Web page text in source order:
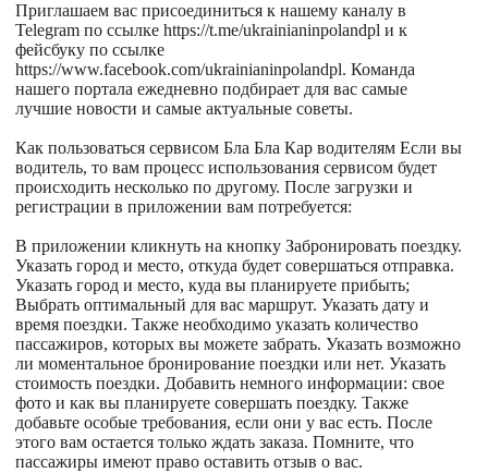
Приглашаем вас присоединиться к нашему каналу в
Telegram по ссылке https://t.me/ukrainianinpolandpl и к
фейсбуку по ссылке
https://www.facebook.com/ukrainianinpolandpl. Команда
нашего портала ежедневно подбирает для вас самые
лучшие новости и самые актуальные советы.
Как пользоваться сервисом Бла Бла Кар водителям Если вы
водитель, то вам процесс использования сервисом будет
происходить несколько по другому. После загрузки и
регистрации в приложении вам потребуется:
В приложении кликнуть на кнопку Забронировать поездку.
Указать город и место, откуда будет совершаться отправка.
Указать город и место, куда вы планируете прибыть;
Выбрать оптимальный для вас маршрут. Указать дату и
время поездки. Также необходимо указать количество
пассажиров, которых вы можете забрать. Указать возможно
ли моментальное бронирование поездки или нет. Указать
стоимость поездки. Добавить немного информации: свое
фото и как вы планируете совершать поездку. Также
добавьте особые требования, если они у вас есть. После
этого вам остается только ждать заказа. Помните, что
пассажиры имеют право оставить отзыв о вас.